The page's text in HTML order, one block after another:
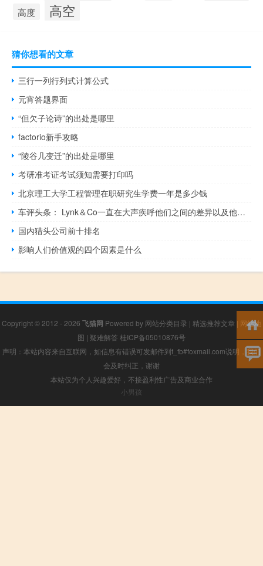
高度 高空
猜你想看的文章
三行一列行列式计算公式
元宵答题界面
“但欠子论诗”的出处是哪里
factorio新手攻略
“陵谷几变迁”的出处是哪里
考研准考证考试须知需要打印吗
北京理工大学工程管理在职研究生学费一年是多少钱
车评头条： Lynk＆Co一直在大声疾呼他们之间的差异以及他们在做事上的差异
国内猎头公司前十排名
影响人们价值观的四个因素是什么
Copyright © 2012 - 2026 飞猫网 Powered by 网站分类目录 | 精选推荐文章 | 网站地
图 | 疑难解答 桂ICP备05010876号
声明：本站内容来自互联网，如信息有错误可发邮件到f_fb#foxmail.com说明，我们
会及时纠正，谢谢
本站仅为个人兴趣爱好，不接盈利性广告及商业合作
小男孩